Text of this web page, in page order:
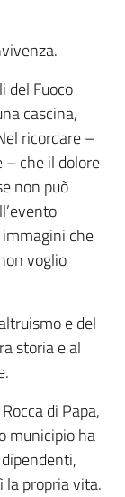
del Fuoco
cascina,
ricordare –
che il dolore
non può
che
voglio
e del
storia e al
di Papa,
municipio ha
la propria vita.